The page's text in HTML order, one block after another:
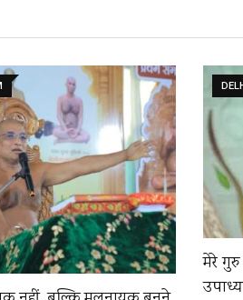
मेरे गुरु